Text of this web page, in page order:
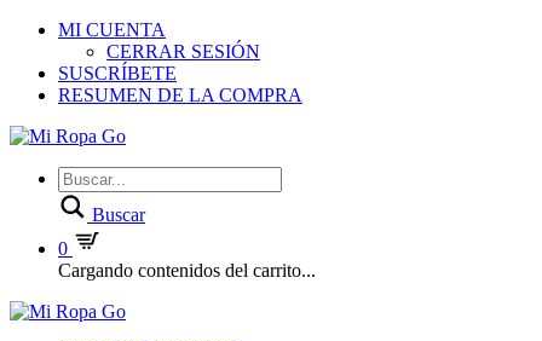
MI CUENTA
CERRAR SESIÓN
SUSCRÍBETE
RESUMEN DE LA COMPRA
Buscar
0
Cargando contenidos del carrito...